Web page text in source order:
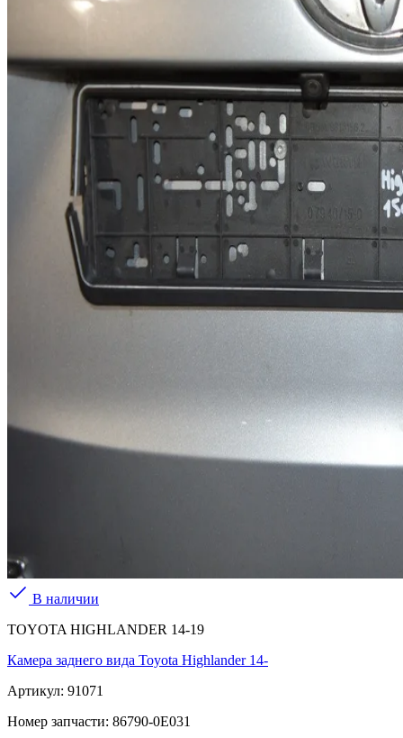
В наличии
TOYOTA HIGHLANDER 14-19
Камера заднего вида Toyota Highlander 14-
Артикул: 91071
Номер запчасти: 86790-0E031